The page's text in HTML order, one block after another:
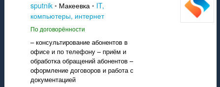
sputnik • Макеевка • IT,
компьютеры, интернет
По договорённости
– консультирование абонентов в
офисе и по телефону – приём и
обработка обращений абонентов –
оформление договоров и работа с
документацией